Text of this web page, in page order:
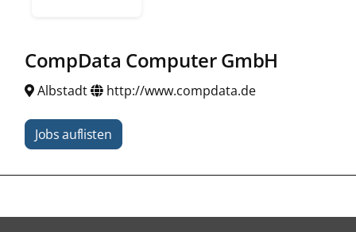
CompData Computer GmbH
Albstadt http://www.compdata.de
Jobs auflisten